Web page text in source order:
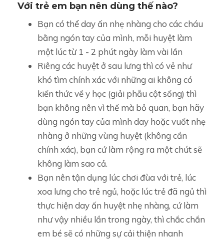
Với trẻ em bạn nên dùng thế nào?
Bạn có thể day ấn nhẹ nhàng cho các cháu
bằng ngón tay của mình, mỗi huyệt làm
một lúc từ 1 - 2 phút ngày làm vài lần
Riêng các huyệt ở sau lưng thì có vẻ như
khó tìm chính xác với những ai không có
kiến thức về y học (giải phẫu cột sống) thì
bạn không nên vì thế mà bỏ quan, bạn hãy
dùng ngón tay của mình day hoặc vuốt nhẹ
nhàng ở những vùng huyệt (không cần
chính xác), bạn cứ làm rộng ra một chút sẽ
không làm sao cả.
Bạn nên tận dụng lúc chơi đùa với trẻ, lúc
xoa lưng cho trẻ ngủ, hoặc lúc trẻ đã ngủ thì
thực hiện day ấn huyệt nhẹ nhàng, cứ làm
như vậy nhiều lần trong ngày, thì chắc chắn
em bé sẽ có những sự cải thiện nhanh